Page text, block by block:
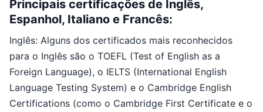
Principais certificações de Inglês,
Espanhol, Italiano e Francês:
Inglês: Alguns dos certificados mais reconhecidos
para o Inglês são o TOEFL (Test of English as a
Foreign Language), o IELTS (International English
Language Testing System) e o Cambridge English
Certifications (como o Cambridge First Certificate e o